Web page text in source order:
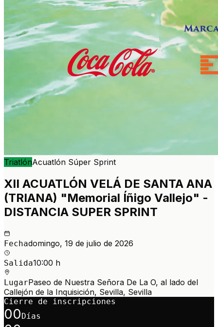
TriatlónAcuatlón Súper Sprint
XII ACUATLÓN VELÁ DE SANTA ANA
(TRIANA) "Memorial Íñigo Vallejo" -
DISTANCIA SUPER SPRINT
Fechadomingo, 19 de julio de 2026
Salida10:00 h
LugarPaseo de Nuestra Señora De La O, al lado del
Callejón de la Inquisición, Sevilla, Sevilla
Cierre de inscripciones
00Días